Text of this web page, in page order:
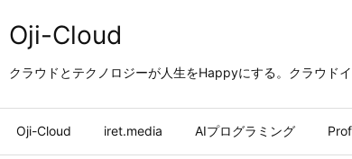
Oji-Cloud
クラウドとテクノロジーが人生をHappyにする。クラウド
Oji-Cloud iret.media AIプログラミング